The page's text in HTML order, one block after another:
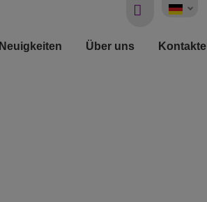
Neuigkeiten Über uns Kontakte
Vyhledávání